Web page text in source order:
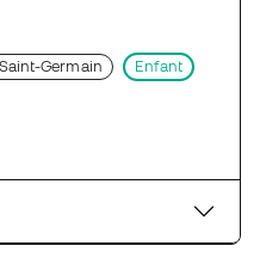
Germain Enfant